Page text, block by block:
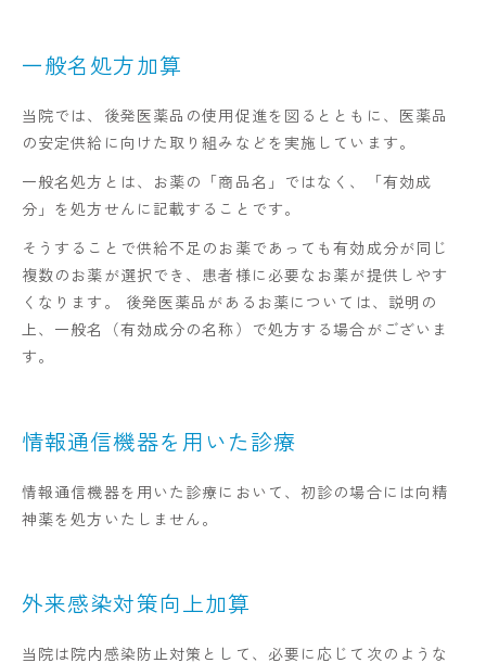
一般名処方加算
当院では、後発医薬品の使用促進を図るとともに、医薬品
の安定供給に向けた取り組みなどを実施しています。
一般名処方とは、お薬の「商品名」ではなく、「有効成
分」を処方せんに記載することです。
そうすることで供給不足のお薬であっても有効成分が同じ
複数のお薬が選択でき、患者様に必要なお薬が提供しやす
くなります。 後発医薬品があるお薬については、説明の
上、一般名（有効成分の名称）で処方する場合がございま
す。
情報通信機器を用いた診療
情報通信機器を用いた診療において、初診の場合には向精
神薬を処方いたしません。
外来感染対策向上加算
当院は院内感染防止対策として、必要に応じて次のような